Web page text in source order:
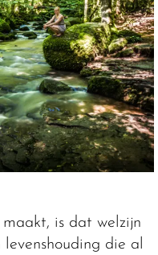
is dat welzijn
die al